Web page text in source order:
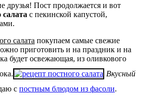
друзья! Пост продолжается и вот
салата с пекинской капустой,
салата покупаем самые свежие
приготовить и на праздник и на
будет освежающая, из оливкового
Вкусный
с постным блюдом из фасоли.